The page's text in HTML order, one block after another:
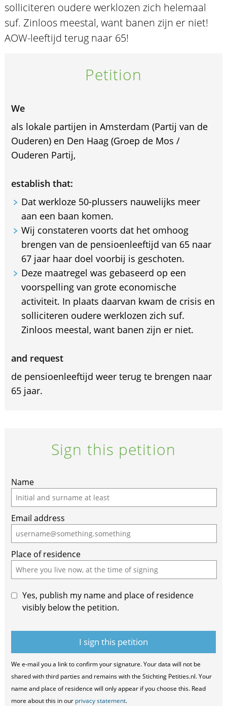
solliciteren oudere werklozen zich helemaal
suf. Zinloos meestal, want banen zijn er niet!
AOW-leeftijd terug naar 65!
Petition
We
als lokale partijen in Amsterdam (Partij van de
Ouderen) en Den Haag (Groep de Mos /
Ouderen Partij,
establish that:
Dat werkloze 50-plussers nauwelijks meer
aan een baan komen.
Wij constateren voorts dat het omhoog
brengen van de pensioenleeftijd van 65 naar
67 jaar haar doel voorbij is geschoten.
Deze maatregel was gebaseerd op een
voorspelling van grote economische
activiteit. In plaats daarvan kwam de crisis en
solliciteren oudere werklozen zich suf.
Zinloos meestal, want banen zijn er niet.
and request
de pensioenleeftijd weer terug te brengen naar
65 jaar.
Sign this petition
Name
Email address
Place of residence
Yes, publish my name and place of residence
visibly below the petition.
We e-mail you a link to confirm your signature. Your data will not be
shared with third parties and remains with the Stichting Petities.nl. Your
name and place of residence will only appear if you choose this. Read
more about this in our privacy statement.